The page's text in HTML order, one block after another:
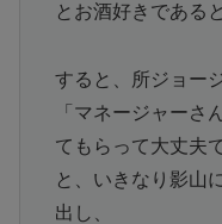
とお酒好きである
すると、所ジョー
「マネージャーさ
てもらって大丈夫
と、いきなり影山
出し、